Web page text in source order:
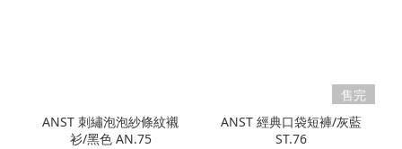
ANST 刺繡泡泡紗條紋襯
衫/黑色 AN.75
售完
ANST 經典口袋短褲/灰藍
ST.76